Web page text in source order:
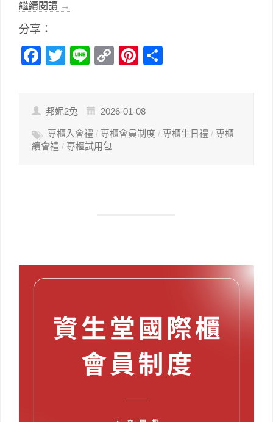
繼續閱讀 →
分享：
Facebook
Twitter
LineCopyPinterest
邦妮2兔 2026-01-08
專櫃入會禮 / 專櫃會員制度 / 專櫃生日禮 / 專櫃
續會禮 / 專櫃試用包